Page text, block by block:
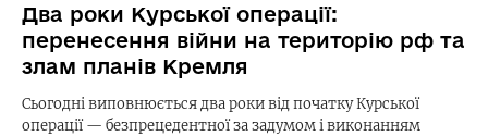
Два роки Курської операції:
перенесення війни на територію рф та
злам планів Кремля
Сьогодні виповнюється два роки від початку Курської
операції — безпрецедентної за задумом і виконанням